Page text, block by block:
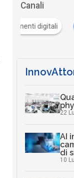
Canali
Documenti digitali
22
AI
di
10